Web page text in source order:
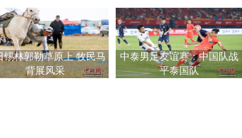
锡林郭勒草原上 牧民马
背展风采
中泰男足友谊赛：中国队战
平泰国队